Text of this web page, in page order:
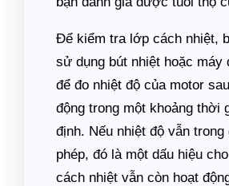
Để kiểm tra lớp cách nhiệt,
sử dụng bút nhiệt hoặc máy
để đo nhiệt độ của motor
động trong một khoảng thời
định. Nếu nhiệt độ vẫn
phép, đó là một dấu hiệu
cách nhiệt vẫn còn hoạt